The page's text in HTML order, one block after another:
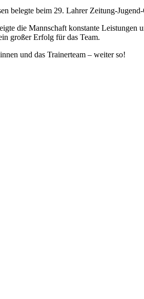
belegte beim 29. Lahrer Zeitung-
die Mannschaft konstante
großer Erfolg für das Team.
und das Trainerteam – weiter so!